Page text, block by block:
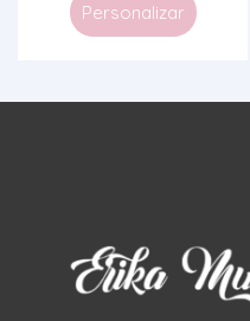
Personalizar